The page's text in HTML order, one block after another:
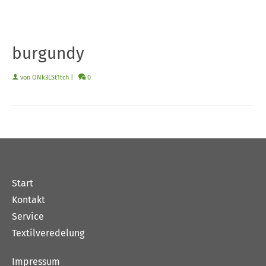
burgundy
von ONk3LSt1tch 0
Start
Kontakt
Service
Textilveredelung
Impressum